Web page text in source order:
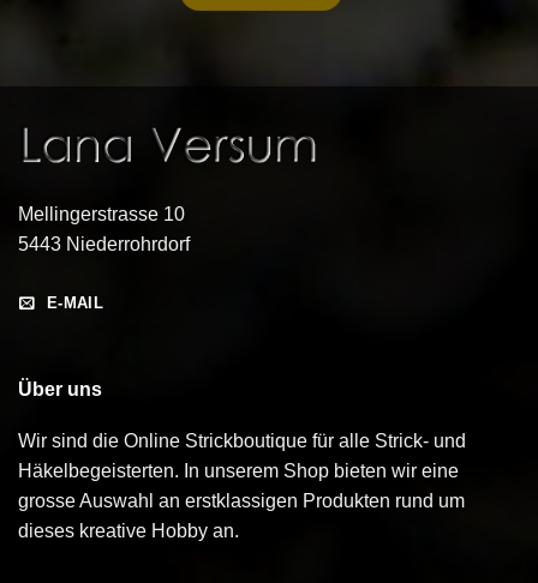
Mellingerstrasse 10
5443 Niederrohrdorf
E-MAIL
Über uns
Wir sind die Online Strickboutique für alle Strick- und
Häkelbegeisterten. In unserem Shop bieten wir eine
grosse Auswahl an erstklassigen Produkten rund um
dieses kreative Hobby an.